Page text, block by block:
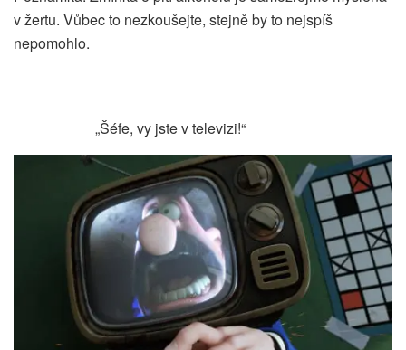
v žertu. Vůbec to nezkoušejte, stejně by to nejspíš
nepomohlo.
„Šéfe, vy jste v televizi!“